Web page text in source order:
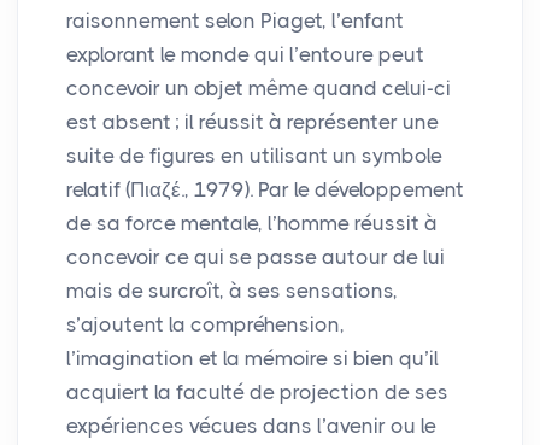
raisonnement selon Piaget, l’enfant
explorant le monde qui l’entoure peut
concevoir un objet même quand celui-ci
est absent ; il réussit à représenter une
suite de figures en utilisant un symbole
relatif (Πιαζέ., 1979). Par le développement
de sa force mentale, l’homme réussit à
concevoir ce qui se passe autour de lui
mais de surcroît, à ses sensations,
s’ajoutent la compréhension,
l’imagination et la mémoire si bien qu’il
acquiert la faculté de projection de ses
expériences vécues dans l’avenir ou le